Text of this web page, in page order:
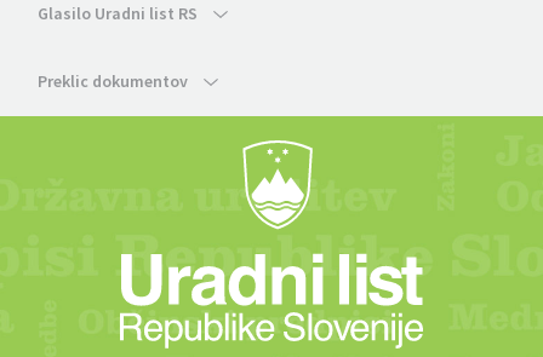
Glasilo Uradni list RS
Preklic dokumentov